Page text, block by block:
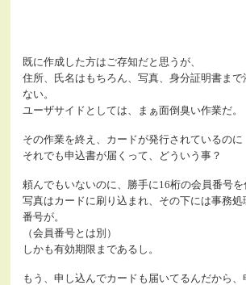
既に作成した方はご存知だと思うが、
住所、氏名はもちろん、写真、身分証明書まで
ない。
ユーザサイドとしては、まぁ面倒臭い作業だ。
その作業を終え、カードが発行されているのに
それでも申込書が届くって、どういう事？
頼んでもいないのに、勝手に16桁の会員番号を
写真はカードに刷り込まれ、その下には事務
番号が。
（会員番号とは別）
しかも有効期限まであるし。
もう、申し込んでカードも届いてるんだから